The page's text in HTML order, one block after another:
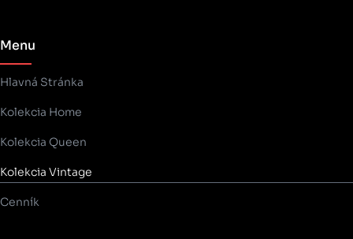
Menu
Hlavná Stránka
Kolekcia Home
Kolekcia Queen
Kolekcia Vintage
Cenník